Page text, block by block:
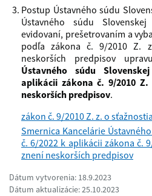
Postup Ústavného súdu
Ústavného súdu
evidovaní, prešetrovaním a
podľa zákona č. 9/2010 Z.
neskorších predpisov
Ústavného súdu
aplikácii zákona č. 9/2010
neskorších predpisov.
zákon č. 9/2010 Z. z. o
Smernica Kancelárie
č. 6/2022 k aplikácii zákona č.
znení neskorších predpisov
Dátum vytvorenia: 18.9.2023
Dátum aktualizácie: 25.10.2023